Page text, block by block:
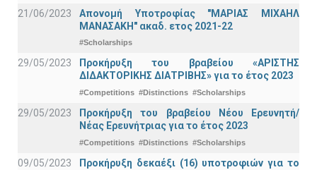
21/06/2023
Απονομή Υποτροφίας "ΜΑΡΙΑΣ ΜΙΧΑΗΛ
ΜΑΝΑΣΑΚΗ" ακαδ. ετος 2021-22
#Scholarships
29/05/2023
Προκήρυξη του βραβείου «ΑΡΙΣΤΗΣ
ΔΙΔΑΚΤΟΡΙΚΗΣ ΔΙΑΤΡΙΒΗΣ» για το έτος 2023
#Competitions #Distinctions #Scholarships
29/05/2023
Προκήρυξη του βραβείου Νέου Ερευνητή/
Νέας Ερευνήτριας για το έτος 2023
#Competitions #Distinctions #Scholarships
09/05/2023
Προκήρυξη δεκαέξι (16) υποτροφιών για το